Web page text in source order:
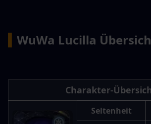
WuWa Lucilla
Charakter-
Seltenheit